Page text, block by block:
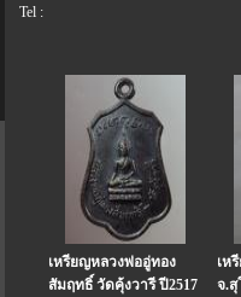
Tel :
เหรียญหลวงพ่ออู่ทอง
สัมฤทธิ์ วัดคุ้งวารี ปี2517
เห
จ.สุ